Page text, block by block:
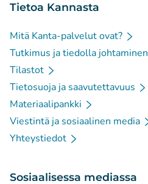
Tietoa Kannasta
Mitä Kanta-palvelut ovat?
Tutkimus ja tiedolla johtaminen
Tilastot
Tietosuoja ja saavutettavuus
Materiaalipankki
Viestintä ja sosiaalinen media
Yhteystiedot
Sosiaalisessa mediassa